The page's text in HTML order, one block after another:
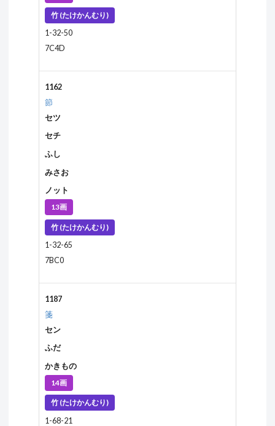
竹 (たけかんむり)
1-32-50
7C4D
1162
節
セツ
セチ
ふし
みさお
ノット
13画
竹 (たけかんむり)
1-32-65
7BC0
1187
箋
セン
ふだ
かきもの
14画
竹 (たけかんむり)
1-68-21